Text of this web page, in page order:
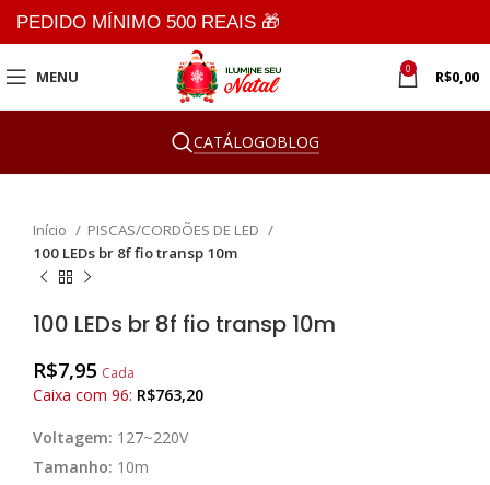
MENU 0 R$0,00
CATÁLOGOBLOG
Clique para ampliar
Início
PISCAS/CORDÕES DE LED
100 LEDs br 8f fio transp 10m
100 LEDs br 8f fio transp 10m
R$7,95 Cada
Caixa com 96: R$763,20
Voltagem: 127~220V
Tamanho: 10m
PEDIDO MÍNIMO 500 REAIS 🎁